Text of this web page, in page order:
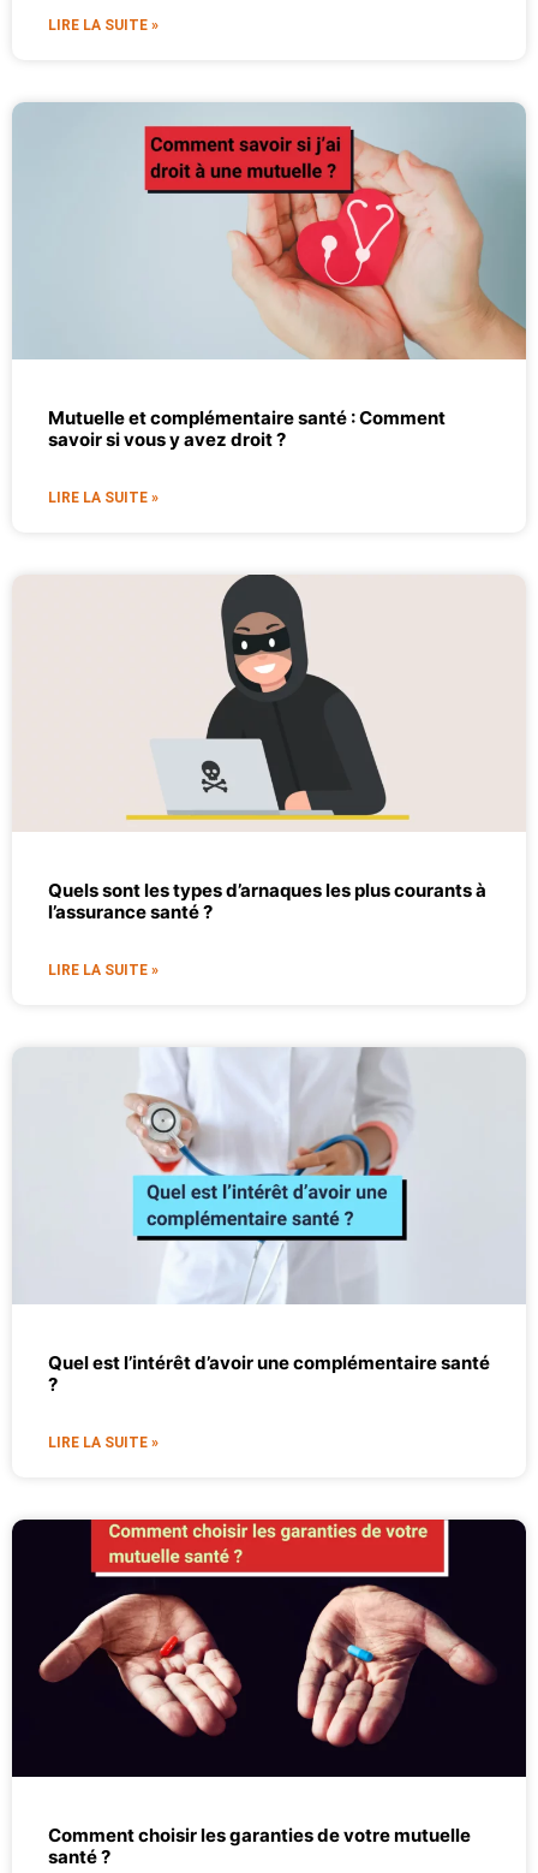
LIRE LA SUITE »
Mutuelle et complémentaire santé : Comment
savoir si vous y avez droit ?
LIRE LA SUITE »
Quels sont les types d’arnaques les plus courants à
l’assurance santé ?
LIRE LA SUITE »
Quel est l’intérêt d’avoir une complémentaire santé
?
LIRE LA SUITE »
Comment choisir les garanties de votre mutuelle
santé ?